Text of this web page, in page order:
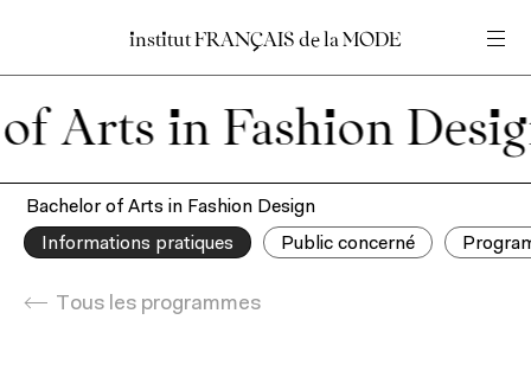
institutFRANÇAISdelaMODE
institutFRANÇAISdelaMODE
Entrez votre recherche
Fashion Design.
Bachelor of Arts in Fashion Design
Informations pratiques
Public concerné
Tous les programmes